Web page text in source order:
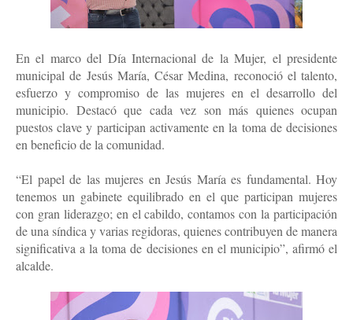
En el marco del Día Internacional de la Mujer, el presidente
municipal de Jesús María, César Medina, reconoció el talento,
esfuerzo y compromiso de las mujeres en el desarrollo del
municipio. Destacó que cada vez son más quienes ocupan
puestos clave y participan activamente en la toma de decisiones
en beneficio de la comunidad.
“El papel de las mujeres en Jesús María es fundamental. Hoy
tenemos un gabinete equilibrado en el que participan mujeres
con gran liderazgo; en el cabildo, contamos con la participación
de una síndica y varias regidoras, quienes contribuyen de manera
significativa a la toma de decisiones en el municipio”, afirmó el
alcalde.